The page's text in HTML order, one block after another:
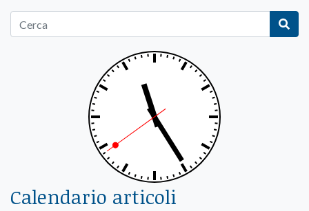
Calendario articoli